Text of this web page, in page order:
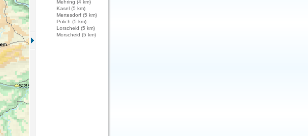
Mehring (4 km)
Kasel (5 km)
Mertesdorf (5 km)
Pölich (5 km)
Lorscheid (5 km)
Morscheid (5 km)